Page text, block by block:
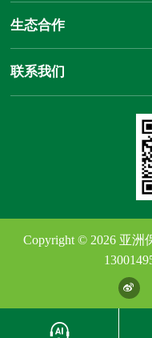
生态合作
联系我们
Copyright © 2026 亚洲